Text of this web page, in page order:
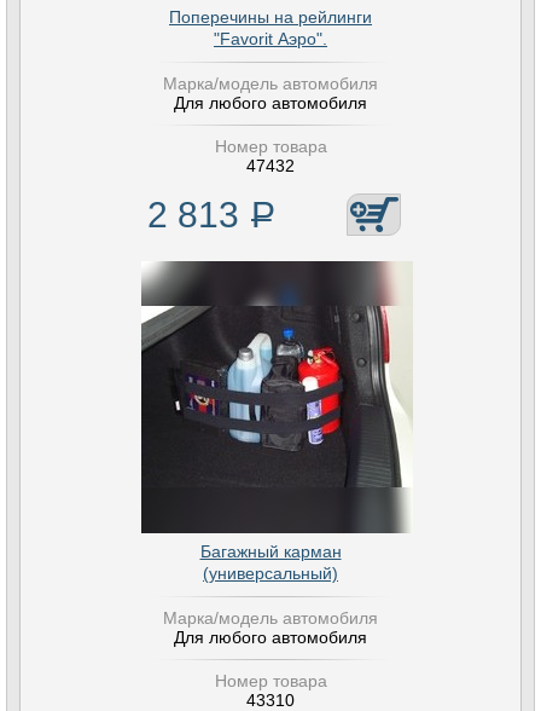
Поперечины на рейлинги
"Favorit Аэро".
Марка/модель автомобиля
Для любого автомобиля
Номер товара
47432
2 813 Р
Багажный карман
(универсальный)
Марка/модель автомобиля
Для любого автомобиля
Номер товара
43310